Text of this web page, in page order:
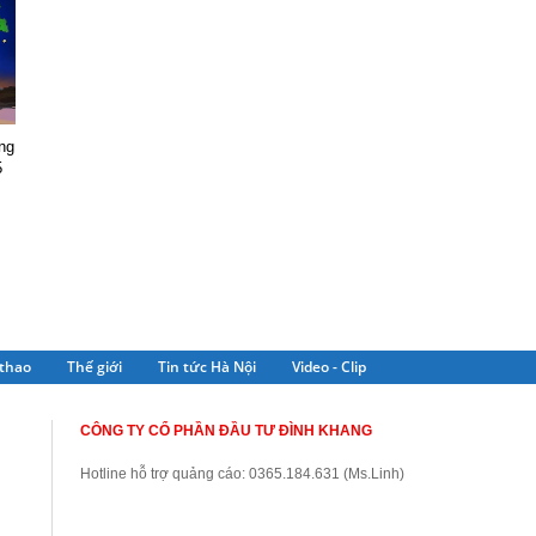
Thế giới Tin tức Hà Nội Video - Clip
CÔNG TY CỔ PHẦN ĐẦU TƯ ĐÌNH KHANG
Hotline hỗ trợ quảng cáo: 0365.184.631 (Ms.Linh)